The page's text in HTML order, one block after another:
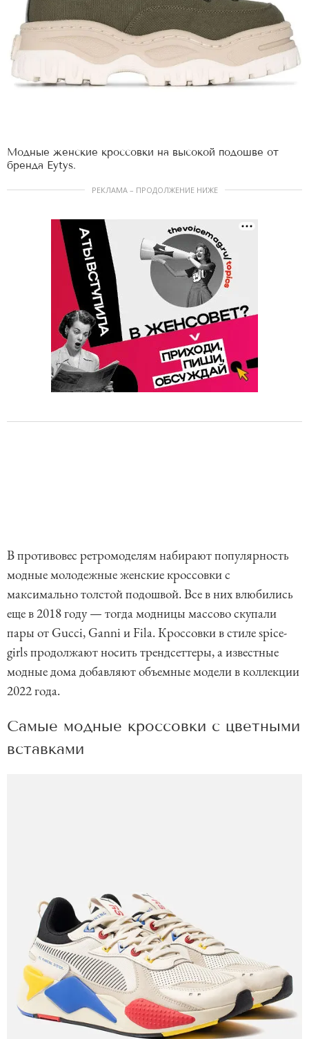
Модные женские кроссовки на высокой подошве от
бренда Eytys.
РЕКЛАМА – ПРОДОЛЖЕНИЕ НИЖЕ
В противовес ретромоделям набирают популярность
модные молодежные женские кроссовки с
максимально толстой подошвой. Все в них влюбились
еще в 2018 году — тогда модницы массово скупали
пары от Gucci, Ganni и Fila. Кроссовки в стиле spice-
girls продолжают носить трендсеттеры, а известные
модные дома добавляют объемные модели в коллекции
2022 года.
Самые модные кроссовки с цветными
вставками